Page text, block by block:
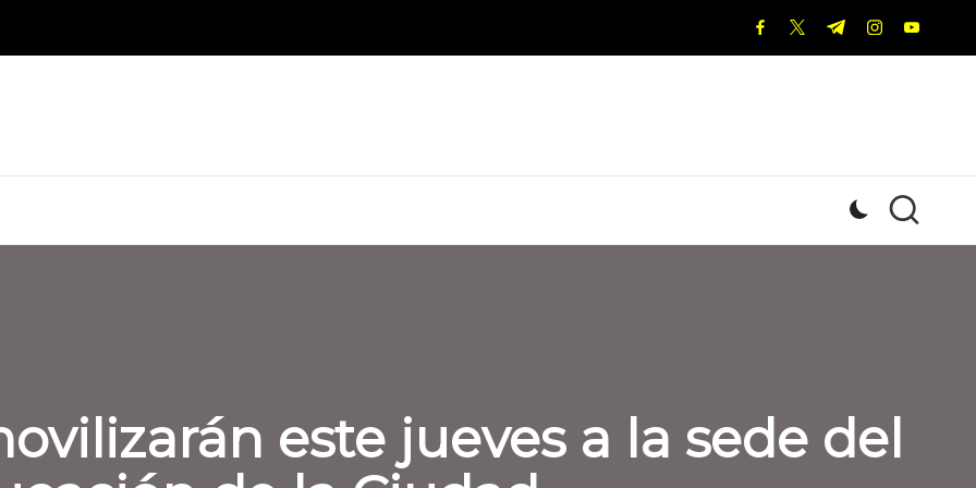
facebook.com
twitter.com
t.me
este jueves a la sede del